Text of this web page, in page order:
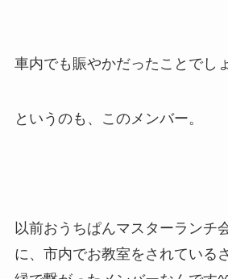
車内でも賑やかだったことでし
というのも、このメンバー。
以前おうちぱんマスターランチ
に、市内でお教室をされている